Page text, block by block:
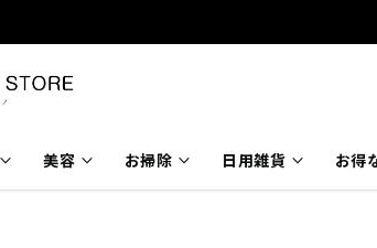
keyboard_arrow_down 美容 keyboard_arrow_down お掃除 keyboard_arrow_down 日用雑貨 keyboard_arrow_down お得